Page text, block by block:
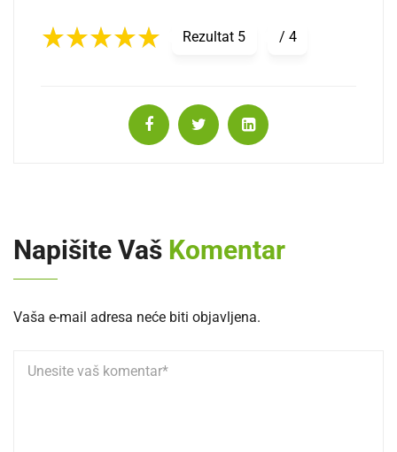
Rezultat 5 / 4
Napišite Vaš Komentar
Vaša e-mail adresa neće biti objavljena.